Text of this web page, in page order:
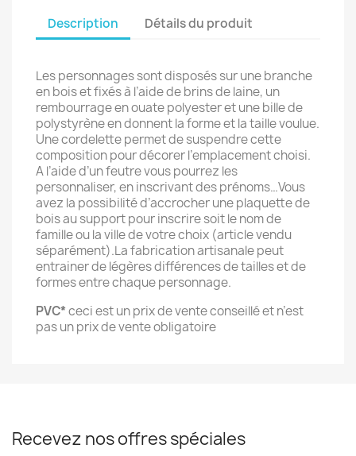
Description Détails du produit
Les personnages sont disposés sur une branche
en bois et fixés à l’aide de brins de laine, un
rembourrage en ouate polyester et une bille de
polystyrène en donnent la forme et la taille voulue.
Une cordelette permet de suspendre cette
composition pour décorer l’emplacement choisi.
A l’aide d’un feutre vous pourrez les
personnaliser, en inscrivant des prénoms…Vous
avez la possibilité d’accrocher une plaquette de
bois au support pour inscrire soit le nom de
famille ou la ville de votre choix (article vendu
séparément).La fabrication artisanale peut
entrainer de légères différences de tailles et de
formes entre chaque personnage.
PVC*ceci est un prix de vente conseillé et n’est
pas un prix de vente obligatoire
Recevez nos offres spéciales